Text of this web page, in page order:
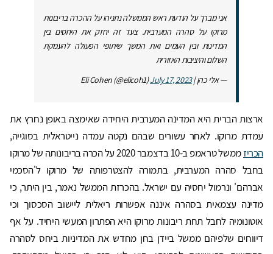
אני מברך על הודעת ראש הממשלה נתניהו על ההכרה בריבונות
מרוקו על סהרה המערבית. צעד זה יחזק את היחסים בין
המדינות ובין העמים ואת המשך שיתופי הפעולה להעמקת
השלום והיציבות האזורית
— אלי כהן | Eli Cohen (@elicoh1)July 17, 2023
ארצות הברית היא המדינה המערבית היחידה שאימצה באופן נחרץ את
עמדת מרוקו. לאחר עשורים שבהם נקטה עמדה נייטראלית בסוגייה,
הכריז
ממשל טראמפ ב-10 בדצמבר 2020 על הכרה בריבונותה של מרוקו
בחבל סהרה המערבית, בתמורה להצטרפותה של מרוקו ל'הסכמי
אברהם' ונרמול יחסיה עם ישראל. בהכרזת הממשל נאמר, בין היתר, כי
מדינה עצמאית בסהרה איננה אפשרות ריאלית ליישוב הסכסוך וכי
אוטונומיה לחבל תחת ריבונות מרוקו היא הפתרון המעשי היחיד. על אף
דיווחים שלפיהם ממשל ביידן בחן מחדש את המדיניות ביחס לסהרה